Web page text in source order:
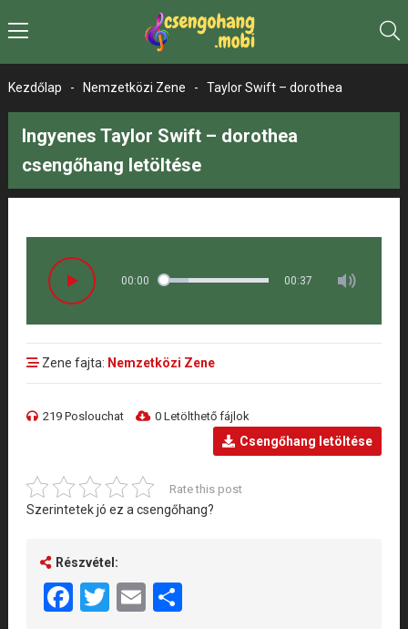
Kezdőlap - Nemzetközi Zene - Taylor Swift – dorothea
Ingyenes Taylor Swift – dorothea
csengőhang letöltése
00:00 00:37
Zene fajta: Nemzetközi Zene
219 Poslouchat 0 Letölthető fájlok
Csengőhang letöltése
Rate this post
Szerintetek jó ez a csengőhang?
Részvétel:
Facebook
Twitter
EmailShare